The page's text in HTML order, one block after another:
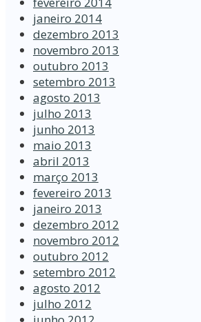
janeiro 2014
dezembro 2013
novembro 2013
outubro 2013
setembro 2013
agosto 2013
julho 2013
junho 2013
maio 2013
abril 2013
março 2013
fevereiro 2013
janeiro 2013
dezembro 2012
novembro 2012
outubro 2012
setembro 2012
agosto 2012
julho 2012